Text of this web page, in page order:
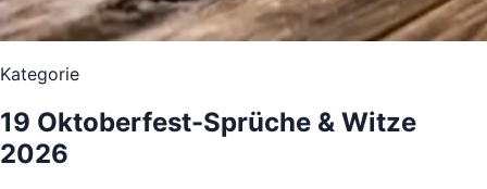
Kategorie
19 Oktoberfest-Sprüche & Witze
2026